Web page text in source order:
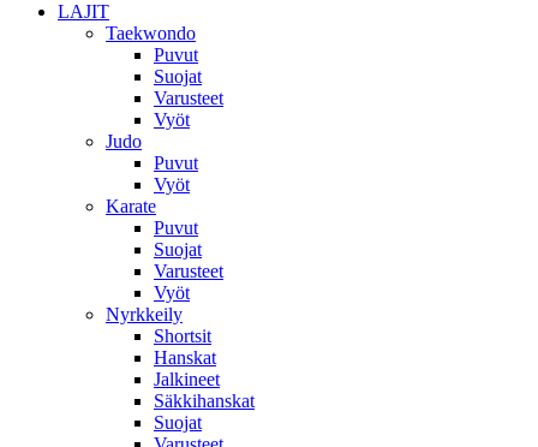
LAJIT
Taekwondo
Puvut
Suojat
Varusteet
Vyöt
Judo
Puvut
Vyöt
Karate
Puvut
Suojat
Varusteet
Vyöt
Nyrkkeily
Shortsit
Hanskat
Jalkineet
Säkkihanskat
Suojat